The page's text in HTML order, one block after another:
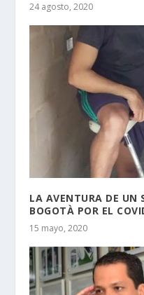
24 agosto, 2020
LA AVENTURA DE UN
BOGOTÀ POR EL
15 mayo, 2020